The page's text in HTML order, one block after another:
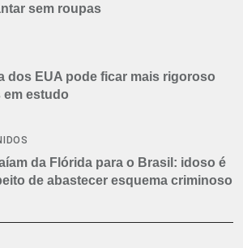
sem roupas
dos EUA pode ficar mais rigoroso
estudo
da Flórida para o Brasil: idoso é
de abastecer esquema criminoso